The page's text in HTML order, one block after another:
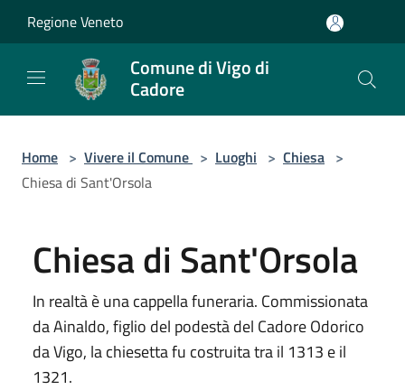
Regione Veneto
Comune di Vigo di
Cadore
Home > Vivere il Comune > Luoghi > Chiesa >
Chiesa di Sant'Orsola
Chiesa di Sant'Orsola
In realtà è una cappella funeraria. Commissionata
da Ainaldo, figlio del podestà del Cadore Odorico
da Vigo, la chiesetta fu costruita tra il 1313 e il
1321.